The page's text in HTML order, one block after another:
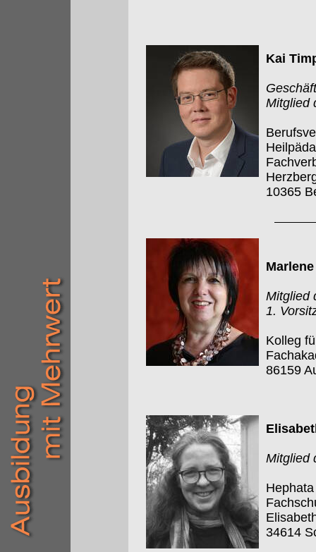
Kai
Mitglied
10365
Mitglied
1.
Kolleg
86159
Mitglied
34614